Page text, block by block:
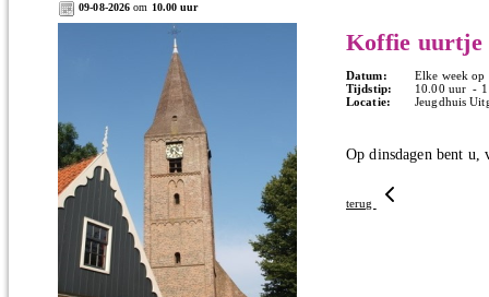
09-08-2026 om 10.00 uur
Koffie uurtje
Datum:
Elke week op
Tijdstip:
10.00 uur -
Locatie:
Jeugdhuis
Op dinsdagen bent u,
terug